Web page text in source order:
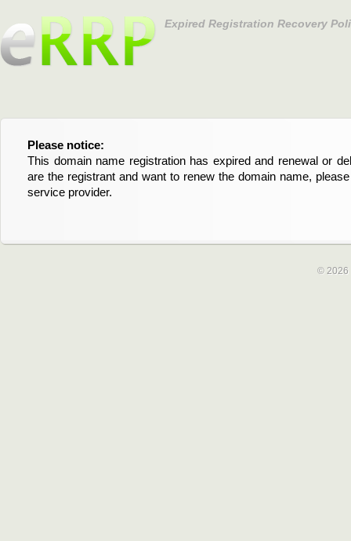
Expired Registration Recovery
Please notice:
This domain name registration has expired and renewal or
are the registrant and want to renew the domain name,
service provider.
Bitte beachten Sie:
Diese Domainregistrierung ist abgelaufen und die
Domain stehen an. Wenn Sie der Registrant sind und
verlängern möchten, kontaktieren Sie bitte Ihren Service-
© 2026